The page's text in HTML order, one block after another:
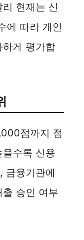
현재는 신
에 따라 개인
게 평가합
점까지 점
수록 신용
금융기관에
승인 여부